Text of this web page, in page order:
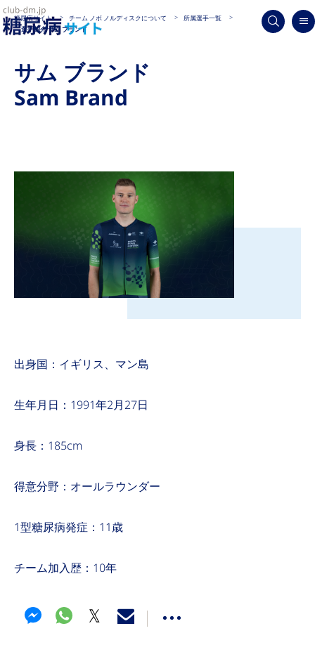
糖尿病サイト チーム ノボ ノルディスクについて
所属選手一覧
選手紹介 サム ブランド
サム ブランド
Sam Brand
出身国：イギリス、マン島
生年月日：1991年2月27日
身長：185cm
得意分野：オールラウンダー
1型糖尿病発症：11歳
チーム加入歴：10年